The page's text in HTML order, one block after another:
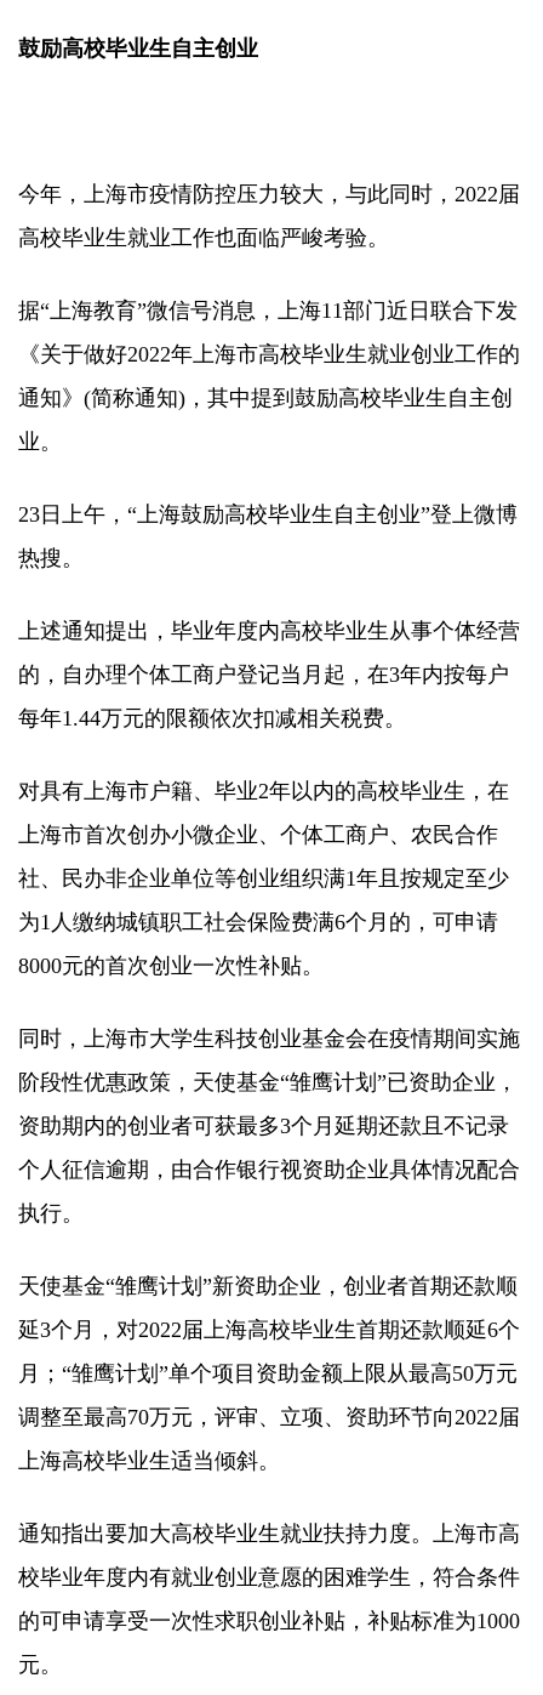
鼓励高校毕业生自主创业
今年，上海市疫情防控压力较大，与此同时，2022届
高校毕业生就业工作也面临严峻考验。
据“上海教育”微信号消息，上海11部门近日联合下发
《关于做好2022年上海市高校毕业生就业创业工作的
通知》(简称通知)，其中提到鼓励高校毕业生自主创
业。
23日上午，“上海鼓励高校毕业生自主创业”登上微博
热搜。
上述通知提出，毕业年度内高校毕业生从事个体经营
的，自办理个体工商户登记当月起，在3年内按每户
每年1.44万元的限额依次扣减相关税费。
对具有上海市户籍、毕业2年以内的高校毕业生，在
上海市首次创办小微企业、个体工商户、农民合作
社、民办非企业单位等创业组织满1年且按规定至少
为1人缴纳城镇职工社会保险费满6个月的，可申请
8000元的首次创业一次性补贴。
同时，上海市大学生科技创业基金会在疫情期间实施
阶段性优惠政策，天使基金“雏鹰计划”已资助企业，
资助期内的创业者可获最多3个月延期还款且不记录
个人征信逾期，由合作银行视资助企业具体情况配合
执行。
天使基金“雏鹰计划”新资助企业，创业者首期还款顺
延3个月，对2022届上海高校毕业生首期还款顺延6个
月；“雏鹰计划”单个项目资助金额上限从最高50万元
调整至最高70万元，评审、立项、资助环节向2022届
上海高校毕业生适当倾斜。
通知指出要加大高校毕业生就业扶持力度。上海市高
校毕业年度内有就业创业意愿的困难学生，符合条件
的可申请享受一次性求职创业补贴，补贴标准为1000
元。